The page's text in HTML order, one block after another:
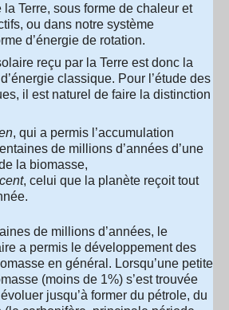
Terre, sous forme de chaleur et
ou dans notre système
d’énergie de rotation.
reçu par la Terre est donc la
classique. Pour l’étude des
il est naturel de faire la distinction
, qui a permis l’accumulation
de millions d’années d’une
la biomasse,
, celui que la planète reçoit tout
de millions d’années, le
a permis le développement des
en général. Lorsqu’une petite
(moins de 1%) s’est trouvée
jusqu’à former du pétrole, du